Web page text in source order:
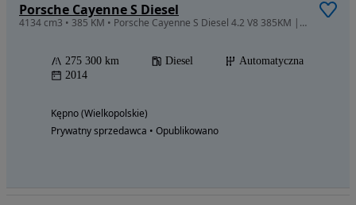
Porsche Cayenne S Diesel
4134 cm3 • 385 KM • Porsche Cayenne S Diesel 4.2 V8 385KM | LIFTING | Hak
275 300 km Diesel
Automatyczna
2014
Kępno (Wielkopolskie)
Prywatny sprzedawca • Opublikowano